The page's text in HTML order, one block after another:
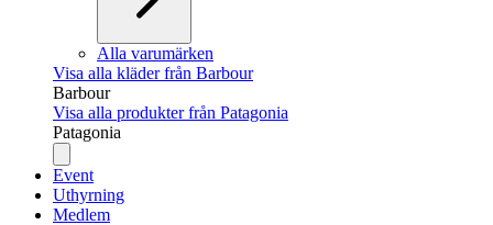
Alla varumärken
Visa alla kläder från Barbour
Barbour
Visa alla produkter från Patagonia
Patagonia
Event
Uthyrning
Medlem